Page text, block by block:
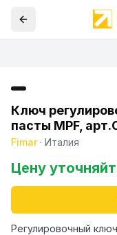
Ключ
пасты MPF,
Fimar· Италия
Цену
Регулировочный